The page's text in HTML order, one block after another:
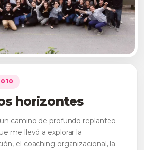
horizontes
camino de profundo replanteo
me llevó a explorar la
el coaching organizacional, la